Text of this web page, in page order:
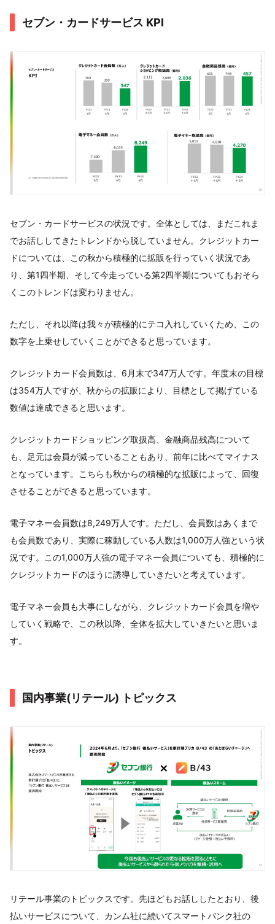
セブン・カードサービス KPI
セブン・カードサービスの状況です。全体としては、まだこれま
でお話ししてきたトレンドから脱していません。クレジットカー
ドについては、この秋から積極的に拡販を行っていく状況であ
り、第1四半期、そして今走っている第2四半期についてもおそら
くこのトレンドは変わりません。
ただし、それ以降は我々が積極的にテコ入れしていくため、この
数字を上乗せしていくことができると思っています。
クレジットカード会員数は、6月末で347万人です。年度末の目標
は354万人ですが、秋からの拡販により、目標として掲げている
数値は達成できると思います。
クレジットカードショッピング取扱高、金融商品残高について
も、足元は会員が減っていることもあり、前年に比べてマイナス
となっています。こちらも秋からの積極的な拡販によって、回復
させることができると思っています。
電子マネー会員数は8,249万人です。ただし、会員数はあくまで
も会員数であり、実際に稼動している人数は1,000万人強という状
況です。この1,000万人強の電子マネー会員についても、積極的に
クレジットカードのほうに誘導していきたいと考えています。
電子マネー会員も大事にしながら、クレジットカード会員を増や
していく戦略で、この秋以降、全体を拡大していきたいと思いま
す。
国内事業(リテール) トピックス
リテール事業のトピックスです。先ほどもお話ししたとおり、後
払いサービスについて、カンム社に続いてスマートバンク社の